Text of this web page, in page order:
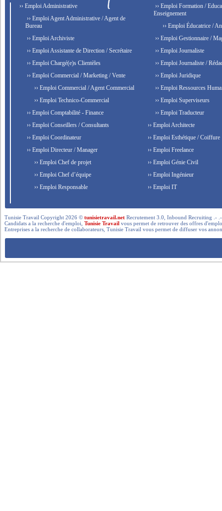
›› Emploi Administrative
›› Emploi Agent Administrative / Agent de
Bureau
›› Emploi Archiviste
›› Emploi Assistante de Direction / Secrétaire
›› Emploi Chargé(e)s Clientèles
›› Emploi Commercial / Marketing / Vente
›› Emploi Commercial / Agent Commercial
›› Emploi Technico-Commercial
›› Emploi Comptabilité - Finance
›› Emploi Conseillers / Consultants
›› Emploi Coordinateur
›› Emploi Directeur / Manager
›› Emploi Chef de projet
›› Emploi Chef d’équipe
›› Emploi Responsable
›› Emploi Formation /
Enseignement
›› Emploi Éducatrice /
›› Emploi Gestionnaire /
›› Emploi Journaliste
›› Emploi Journaliste /
›› Emploi Juridique
›› Emploi Ressources
›› Emploi Superviseurs
›› Emploi Traducteur
›› Emploi Architecte
›› Emploi Esthétique / Coiffure
›› Emploi Freelance
›› Emploi Génie Civil
›› Emploi Ingénieur
›› Emploi IT
Tunisie Travail Copyright 2026 ©tunisietravail.net Recrutement 3.0, Inbound Recruiting .-
Candidats a la recherche d'emploi,Tunisie Travail vous permet de retrouver des offres
Entreprises a la recherche de collaborateurs, Tunisie Travail vous permet de diffuser vos